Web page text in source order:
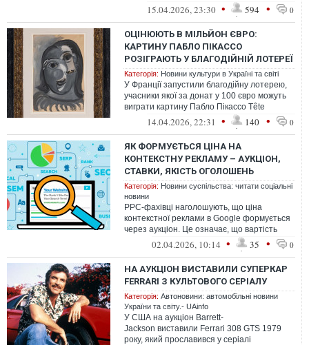
доларів.15.04.2026, 23:30 • 594 • 0
ОЦІНЮЮТЬ В МІЛЬЙОН ЄВРО:
КАРТИНУ ПАБЛО ПІКАССО
РОЗІГРАЮТЬ У БЛАГОДІЙНІЙ ЛОТЕРЕЇ
Категорія: Новини культури в Україні та світі
У Франції запустили благодійну лотерею,
учасники якої за донат у 100 євро можуть
виграти картину Пабло Пікассо Tête
de Femme (Голова жінки), написану ...
14.04.2026, 22:31 • 140 • 0
ЯК ФОРМУЄТЬСЯ ЦІНА НА
КОНТЕКСТНУ РЕКЛАМУ – АУКЦІОН,
СТАВКИ, ЯКІСТЬ ОГОЛОШЕНЬ
Категорія: Новини суспільства: читати соціальні
новини
PPC-фахівці наголошують, що ціна
контекстної реклами в Google формується
через аукціон. Це означає, що вартість
кожного кліка залежить від того, скіль...
02.04.2026, 10:14 • 35 • 0
НА АУКЦІОН ВИСТАВИЛИ СУПЕРКАР
FERRARI З КУЛЬТОВОГО СЕРІАЛУ
Категорія: Автоновини: автомобільні новини
України та світу.- UAinfo
У США на аукціон Barrett-
Jackson виставили Ferrari 308 GTS 1979
року, який прославився у серіалі